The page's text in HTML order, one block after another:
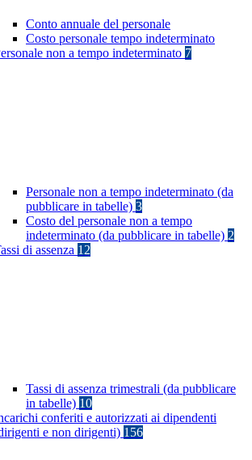
Conto annuale del personale
Costo personale tempo indeterminato
non a tempo indeterminato 7
Personale non a tempo indeterminato (da
pubblicare in tabelle) 3
Costo del personale non a tempo
indeterminato (da pubblicare in tabelle) 2
di assenza 12
Tassi di assenza trimestrali (da pubblicare
in tabelle) 10
conferiti e autorizzati ai dipendenti
e non dirigenti) 156